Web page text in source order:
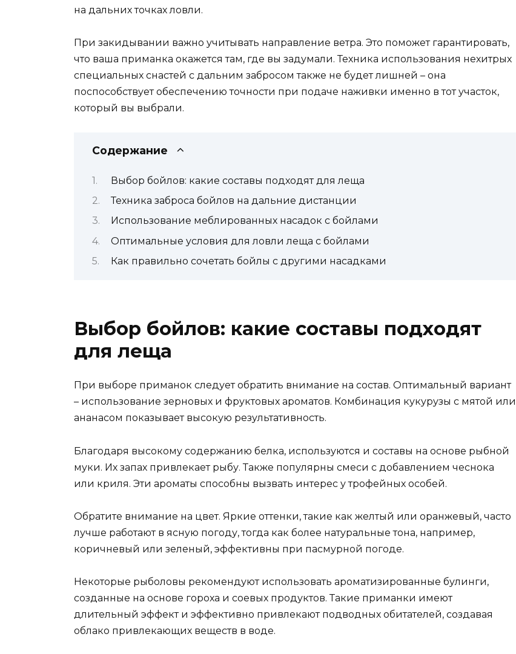
на дальних точках ловли.
При закидывании важно учитывать направление ветра. Это поможет гарантировать,
что ваша приманка окажется там, где вы задумали. Техника использования нехитрых
специальных снастей с дальним забросом также не будет лишней – она
поспособствует обеспечению точности при подаче наживки именно в тот участок,
который вы выбрали.
Содержание
Выбор бойлов: какие составы подходят для леща
Техника заброса бойлов на дальние дистанции
Использование меблированных насадок с бойлами
Оптимальные условия для ловли леща с бойлами
Как правильно сочетать бойлы с другими насадками
Выбор бойлов: какие составы подходят
для леща
При выборе приманок следует обратить внимание на состав. Оптимальный вариант
– использование зерновых и фруктовых ароматов. Комбинация кукурузы с мятой или
ананасом показывает высокую результативность.
Благодаря высокому содержанию белка, используются и составы на основе рыбной
муки. Их запах привлекает рыбу. Также популярны смеси с добавлением чеснока
или криля. Эти ароматы способны вызвать интерес у трофейных особей.
Обратите внимание на цвет. Яркие оттенки, такие как желтый или оранжевый, часто
лучше работают в ясную погоду, тогда как более натуральные тона, например,
коричневый или зеленый, эффективны при пасмурной погоде.
Некоторые рыболовы рекомендуют использовать ароматизированные булинги,
созданные на основе гороха и соевых продуктов. Такие приманки имеют
длительный эффект и эффективно привлекают подводных обитателей, создавая
облако привлекающих веществ в воде.